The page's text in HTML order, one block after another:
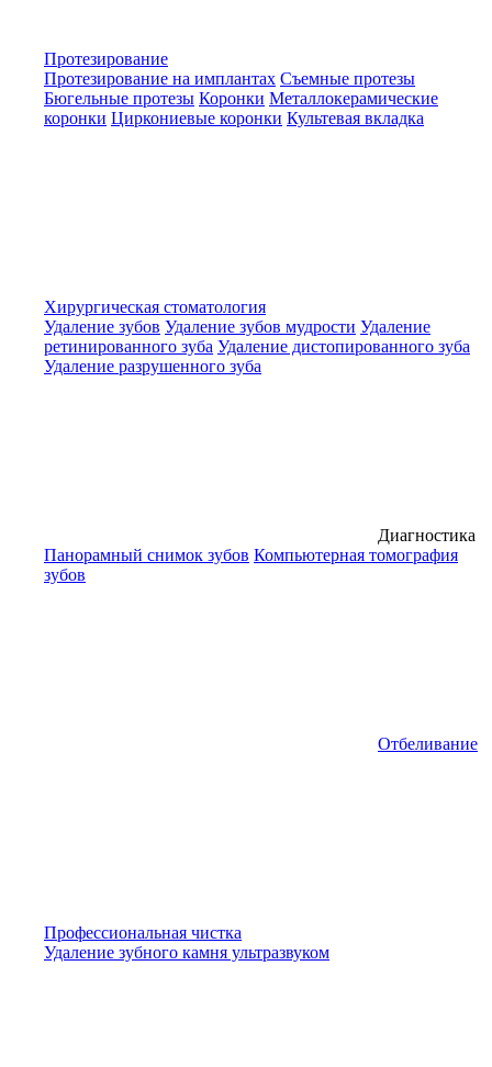
Протезирование
Протезирование на имплантах Съемные протезы
Бюгельные протезы Коронки Металлокерамические
коронки Циркониевые коронки Культевая вкладка
Хирургическая стоматология
Удаление зубов Удаление зубов мудрости Удаление
ретинированного зуба Удаление дистопированного зуба
Удаление разрушенного зуба
Диагностика
Панорамный снимок зубов Компьютерная томография
зубов
Отбеливание
Профессиональная чистка
Удаление зубного камня ультразвуком